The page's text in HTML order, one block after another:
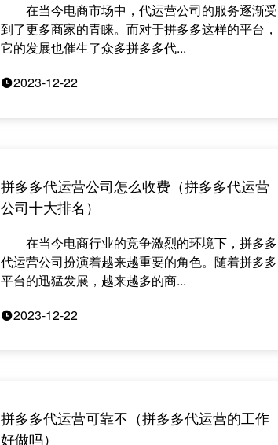
在当今电商市场中，代运营公司的服务逐渐受
到了更多商家的青睐。而对于拼多多这样的平台，
它的发展也催生了众多拼多多代...
2023-12-22
拼多多代运营公司怎么收费（拼多多代运营
公司十大排名）
在当今电商行业的竞争激烈的环境下，拼多多
代运营公司扮演着越来越重要的角色。随着拼多多
平台的迅猛发展，越来越多的商...
2023-12-22
拼多多代运营可靠不（拼多多代运营的工作
好做吗）